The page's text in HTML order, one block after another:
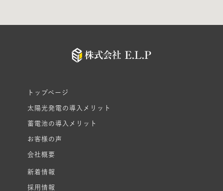
トップページ
太陽光発電の導入メリット
蓄電池の導入メリット
お客様の声
会社概要
新着情報
採用情報